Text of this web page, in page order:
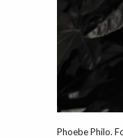
Phoebe Philo.